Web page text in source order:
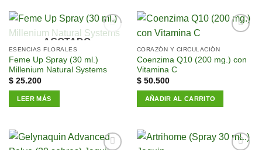
lista de
deseos
AGOTADO
ESENCIAS FLORALES
Feme Up Spray (30 ml.)
Millenium Natural Systems
$25.200
LEER MÁS
lista de
deseos
CORAZÓN Y CIRCULACIÓN
Coenzima Q10 (200 mg.) con
Vitamina C
$50.500
AÑADIR AL CARRITO